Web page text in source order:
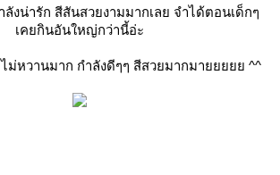
ลังน่ารัก สีสันสวยงามมากเลย จำได้ตอนเด็กๆ
เคยกินอันใหญ่กว่านี้อ่ะ
ม่หวานมาก กำลังดีๆๆ สีสวยมากมายยยยย ^^